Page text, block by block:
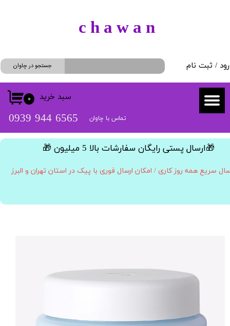
/ ثبت نام
سفارشات
خروج از حساب کاربری
جستجو در چاوان
​​6565 944 0939 تماس با چاوان
۰ سبد خرید
​c h a w a n
​🎁ارسال پستی رایگان سفارشات بالا 5 میلیون 🎁​​​​​​​
سریع همه روز کاری / امکان ارسال فوری با پیک در استان تهران و البرز